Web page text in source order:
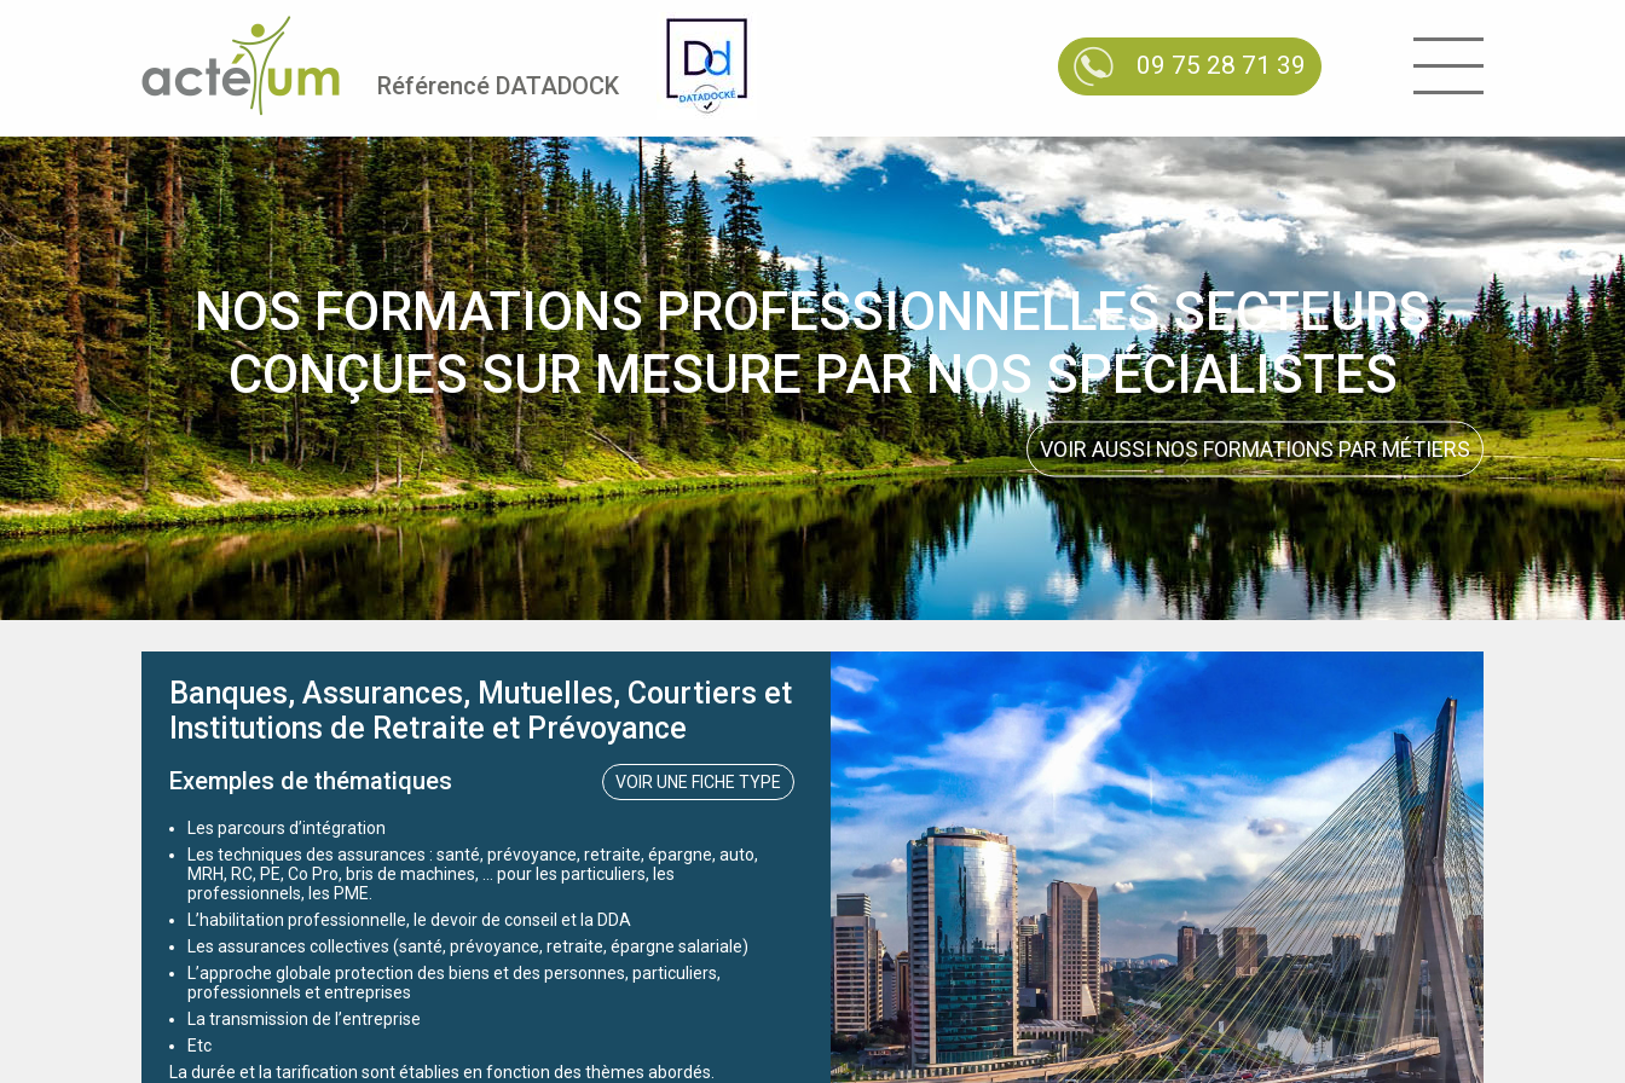
Référencé DATADOCK
09 75 28 71 39
NOS FORMATIONS PROFESSIONNELLES SECTEURS
CONÇUES SUR MESURE PAR NOS SPÉCIALISTES
VOIR AUSSI NOS FORMATIONS PAR MÉTIERS
Banques, Assurances, Mutuelles, Courtiers et
Institutions de Retraite et Prévoyance
Exemples de thématiques VOIR UNE FICHE TYPE
Les parcours d’intégration
Les techniques des assurances : santé, prévoyance, retraite, épargne, auto,
MRH, RC, PE, Co Pro, bris de machines, … pour les particuliers, les
professionnels, les PME.
L’habilitation professionnelle, le devoir de conseil et la DDA
Les assurances collectives (santé, prévoyance, retraite, épargne salariale)
L’approche globale protection des biens et des personnes, particuliers,
professionnels et entreprises
La transmission de l’entreprise
Etc
La durée et la tarification sont établies en fonction des thèmes abordés.